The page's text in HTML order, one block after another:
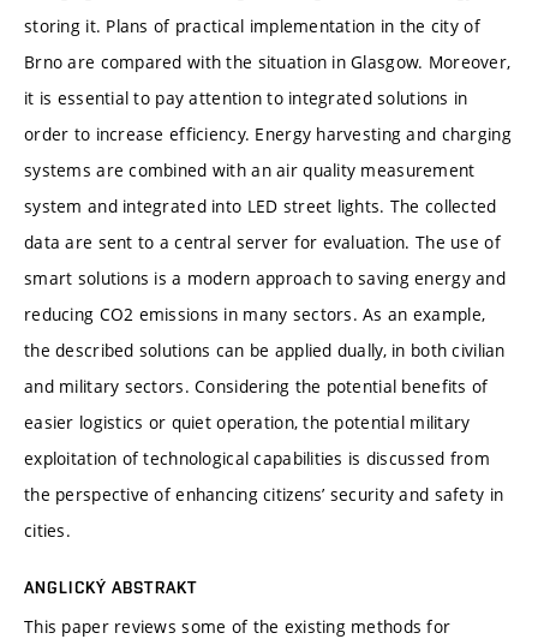
storing it. Plans of practical implementation in the city of
Brno are compared with the situation in Glasgow. Moreover,
it is essential to pay attention to integrated solutions in
order to increase efficiency. Energy harvesting and charging
systems are combined with an air quality measurement
system and integrated into LED street lights. The collected
data are sent to a central server for evaluation. The use of
smart solutions is a modern approach to saving energy and
reducing CO2 emissions in many sectors. As an example,
the described solutions can be applied dually, in both civilian
and military sectors. Considering the potential benefits of
easier logistics or quiet operation, the potential military
exploitation of technological capabilities is discussed from
the perspective of enhancing citizens’ security and safety in
cities.
ANGLICKÝ ABSTRAKT
This paper reviews some of the existing methods for